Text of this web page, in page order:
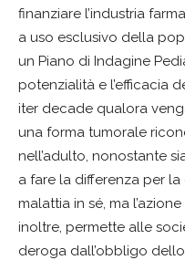
finanziare l’industria
a uso esclusivo della
un Piano di Indagine
potenzialità e l’efficacia
iter decade qualora
una forma tumorale
nell’adulto, nonostante
a fare la differenza per
malattia in sé, ma
inoltre, permette alle
deroga dall’obbligo